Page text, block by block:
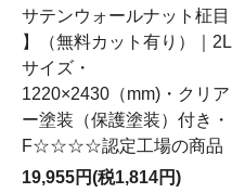
サテンウォールナット柾目
】（無料カット有り）｜2L
サイズ・
1220×2430（mm)・クリア
ー塗装（保護塗装）付き・
F☆☆☆☆認定工場の商品
19,955円(税1,814円)